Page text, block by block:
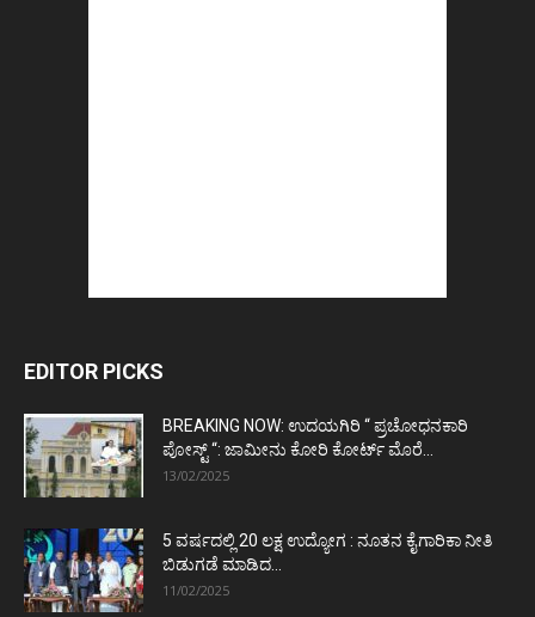
EDITOR PICKS
BREAKING NOW: ಉದಯಗಿರಿ “ ಪ್ರಚೋಧನಕಾರಿ
ಪೋಸ್ಟ್‌ “: ಜಾಮೀನು ಕೋರಿ ಕೋರ್ಟ್‌ ಮೊರೆ...
13/02/2025
5 ವರ್ಷದಲ್ಲಿ 20 ಲಕ್ಷ ಉದ್ಯೋಗ : ನೂತನ ಕೈಗಾರಿಕಾ ನೀತಿ
ಬಿಡುಗಡೆ ಮಾಡಿದ...
11/02/2025